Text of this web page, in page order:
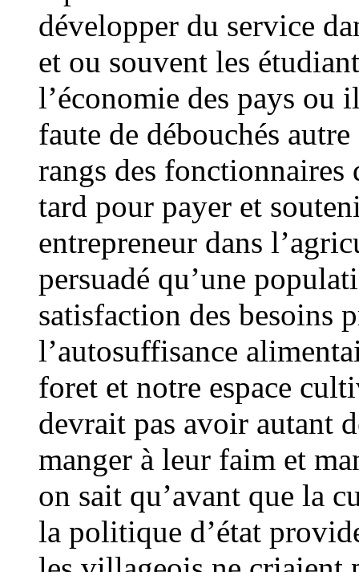
développer du service
et ou souvent les
l’économie des pays ou
faute de débouchés
rangs des
tard pour payer et
entrepreneur dans
persuadé qu’une
satisfaction des besoins
l’autosuffisance
foret et notre espace
devrait pas avoir autant
manger à leur faim et
on sait qu’avant que la
la politique d’état